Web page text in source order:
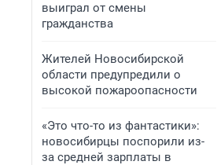
выиграл от смены
гражданства
Жителей Новосибирской
области предупредили о
высокой пожароопасности
«Это что-то из фантастики»:
новосибирцы поспорили из-
за средней зарплаты в